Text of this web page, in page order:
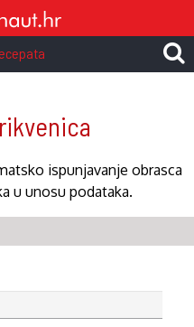
ispunjavanje obrasca
u unosu podataka.